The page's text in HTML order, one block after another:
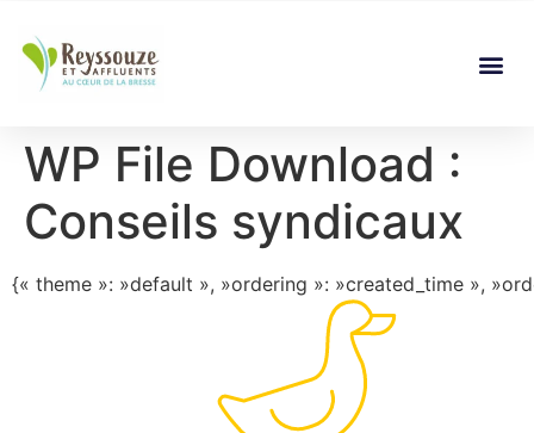
WP File Download :
Conseils syndicaux
{« theme »: »default », »ordering »: »created_time »,